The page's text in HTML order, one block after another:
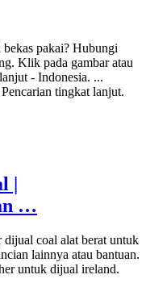
pakai? Hubungi
Klik pada gambar atau
- Indonesia. ...
tingkat lanjut.
|
…
dijual coal alat berat untuk
lainnya atau bantuan.
untuk dijual ireland.